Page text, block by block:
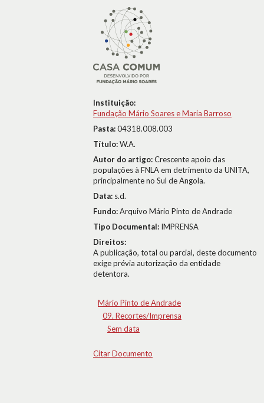
Instituição:
Fundação Mário Soares e Maria Barroso
Pasta:04318.008.003
Título:W.A.
Autor do artigo:Crescente apoio das
populações à FNLA em detrimento da UNITA,
principalmente no Sul de Angola.
Data: s.d.
Fundo:Arquivo Mário Pinto de Andrade
Tipo Documental: IMPRENSA
Direitos:
A publicação, total ou parcial, deste documento
exige prévia autorização da entidade
detentora.
Mário Pinto de Andrade
09. Recortes/Imprensa
Sem data
Citar Documento